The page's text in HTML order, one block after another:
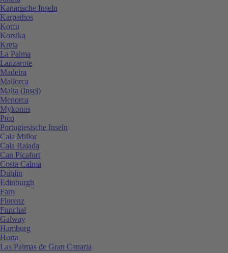
Kanarische Inseln
Karpathos
Korfu
Korsika
Kreta
La Palma
Lanzarote
Madeira
Mallorca
Malta (Insel)
Menorca
Mykonos
Pico
Portugiesische Inseln
Cala Millor
Cala Rajada
Can Picafort
Costa Calma
Dublin
Edinburgh
Faro
Florenz
Funchal
Galway
Hamburg
Horta
Las Palmas de Gran Canaria